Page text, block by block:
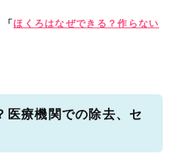
「ほくろはなぜできる？作らない
医療機関での除去、セ